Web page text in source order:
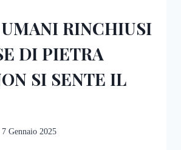
UMANI RINCHIUSI
DI PIETRA
SI SENTE IL
7 Gennaio 2025